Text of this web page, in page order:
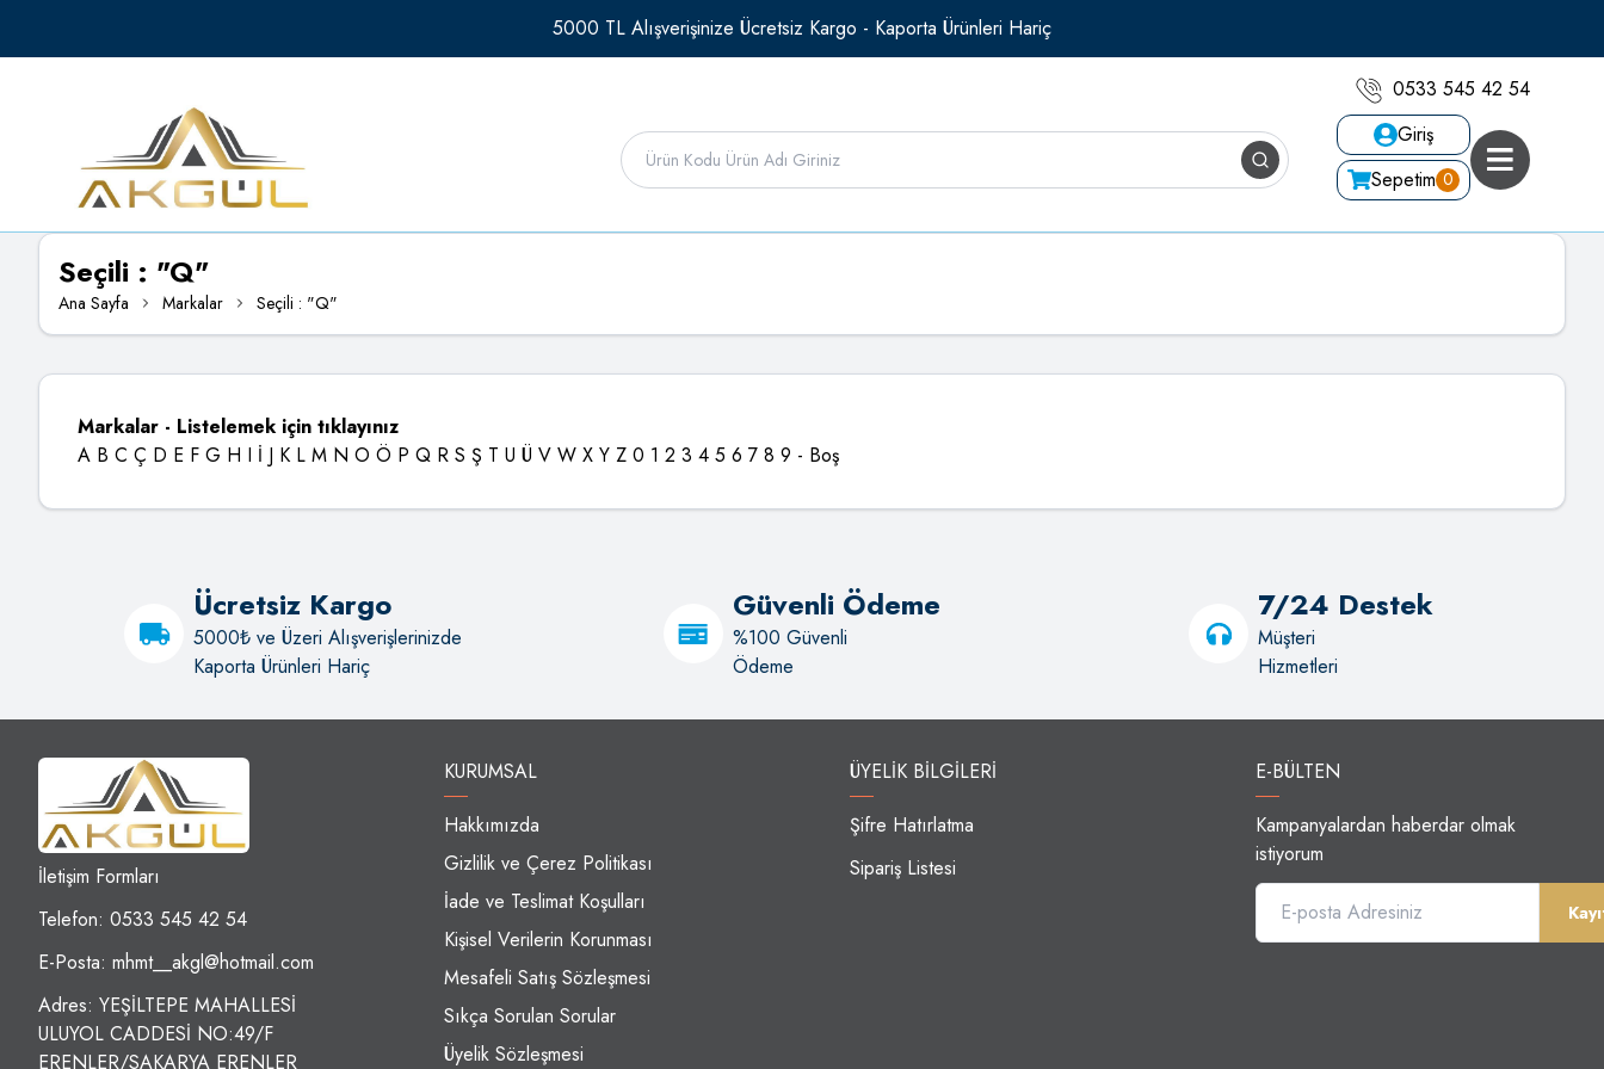
5000 TL Alışverişinize Ücretsiz Kargo - Kaporta Ürünleri Hariç
0533 545 42 54
Giriş
Sepetim 0
Seçili : "Q"
Ana Sayfa Markalar Seçili : "Q"
Markalar - Listelemek için tıklayınız
A B C Ç D E F G H I İ J K L M N O Ö P Q R S Ş T U Ü V W X Y Z 0 1 2 3 4 5 6 7 8 9 - Boş
Ücretsiz Kargo
5000₺ ve Üzeri Alışverişlerinizde
Kaporta Ürünleri Hariç
Güvenli Ödeme
%100 Güvenli
Ödeme
7/24 Destek
Müşteri
Hizmetleri
İletişim Formları
Telefon: 0533 545 42 54
E-Posta: mhmt__akgl@hotmail.com
Adres: YEŞİLTEPE MAHALLESİ
ULUYOL CADDESİ NO:49/F
ERENLER/SAKARYA ERENLER
KURUMSAL
Hakkımızda
Gizlilik ve Çerez Politikası
İade ve Teslimat Koşulları
Kişisel Verilerin Korunması
Mesafeli Satış Sözleşmesi
Sıkça Sorulan Sorular
Üyelik Sözleşmesi
ÜYELIK BILGILERI
Şifre Hatırlatma
Sipariş Listesi
E-BÜLTEN
Kampanyalardan haberdar olmak
istiyorum